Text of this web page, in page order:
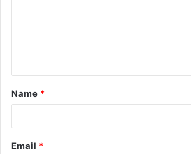
t
*
Name *
Email *